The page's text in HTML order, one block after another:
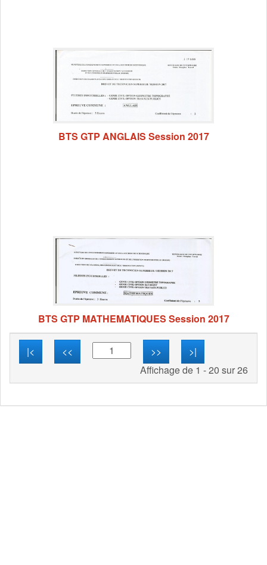
BTS GTP ANGLAIS Session 2017
BTS GTP MATHEMATIQUES Session 2017
|< << >>
>|
Affichage de 1 - 20 sur 26